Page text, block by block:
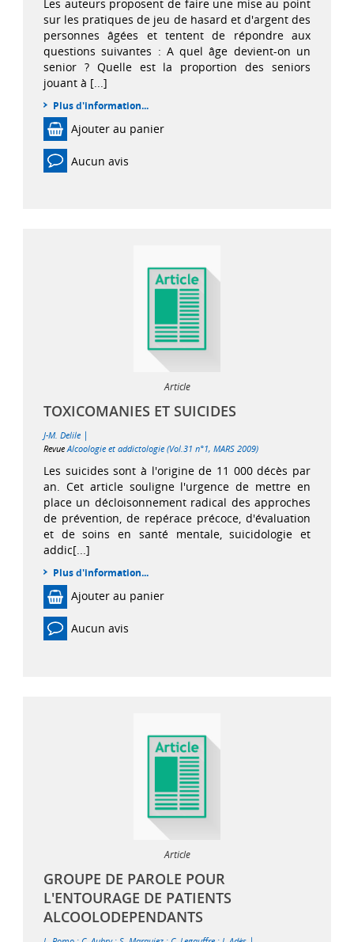
Les auteurs proposent de faire une mise au point
sur les pratiques de jeu de hasard et d'argent des
personnes âgées et tentent de répondre aux
questions suivantes : A quel âge devient-on un
senior ? Quelle est la proportion des seniors
jouant à [...]
Plus d'information...
Ajouter au panier
Aucun avis
Article
TOXICOMANIES ET SUICIDES
J-M. Delile |
RevueAlcoologie et addictologie (Vol.31 n°1, MARS 2009)
Les suicides sont à l'origine de 11 000 décès par
an. Cet article souligne l'urgence de mettre en
place un décloisonnement radical des approches
de prévention, de repérace précoce, d'évaluation
et de soins en santé mentale, suicidologie et
addic[...]
Plus d'information...
Ajouter au panier
Aucun avis
Article
GROUPE DE PAROLE POUR
L'ENTOURAGE DE PATIENTS
ALCOOLODEPENDANTS